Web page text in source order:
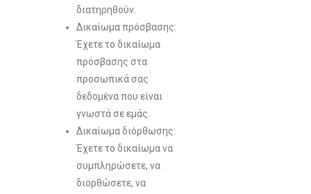
διατηρηθούν.
Δικαίωμα πρόσβασης:
Έχετε το δικαίωμα
πρόσβασης στα
προσωπικά σας
δεδομένα που είναι
γνωστά σε εμάς.
Δικαίωμα διόρθωσης:
Έχετε το δικαίωμα να
συμπληρώσετε, να
διορθώσετε, να